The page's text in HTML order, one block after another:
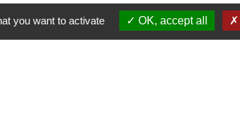
you want to activate OK, accept all